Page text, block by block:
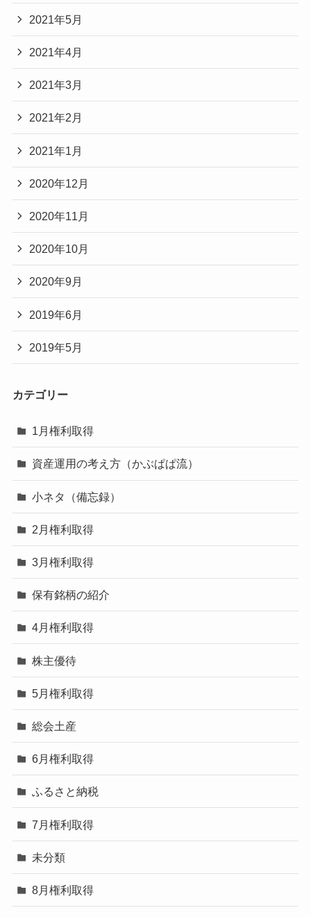
2021年5月
2021年4月
2021年3月
2021年2月
2021年1月
2020年12月
2020年11月
2020年10月
2020年9月
2019年6月
2019年5月
カテゴリー
1月権利取得
資産運用の考え方（かぶぱぱ流）
小ネタ（備忘録）
2月権利取得
3月権利取得
保有銘柄の紹介
4月権利取得
株主優待
5月権利取得
総会土産
6月権利取得
ふるさと納税
7月権利取得
未分類
8月権利取得